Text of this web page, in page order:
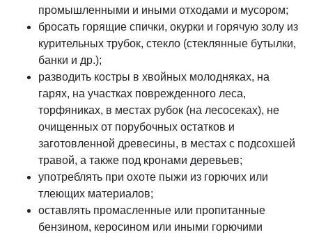
промышленными и иными отходами и мусором;
бросать горящие спички, окурки и горячую золу из
курительных трубок, стекло (стеклянные бутылки,
банки и др.);
разводить костры в хвойных молодняках, на
гарях, на участках поврежденного леса,
торфяниках, в местах рубок (на лесосеках), не
очищенных от порубочных остатков и
заготовленной древесины, в местах с подсохшей
травой, а также под кронами деревьев;
употреблять при охоте пыжи из горючих или
тлеющих материалов;
оставлять промасленные или пропитанные
бензином, керосином или иными горючими